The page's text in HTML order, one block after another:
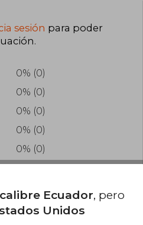
sesión para poder
.
0% (0)
0% (0)
0% (0)
0% (0)
0% (0)
sobre el libro
Ecuador, pero
Unidos